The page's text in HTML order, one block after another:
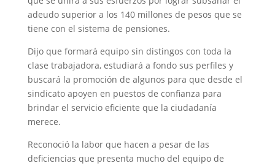
adeudo superior a los 140 millones de pesos que se
tiene con el sistema de pensiones.
Dijo que formará equipo sin distingos con toda la
clase trabajadora, estudiará a fondo sus perfiles y
buscará la promoción de algunos para que desde el
sindicato apoyen en puestos de confianza para
brindar el servicio eficiente que la ciudadanía
merece.
Reconoció la labor que hacen a pesar de las
deficiencias que presenta mucho del equipo de